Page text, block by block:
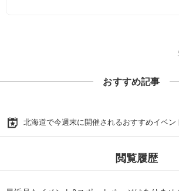
おすすめ記事
北海道で今週末に開催されるおすすめイベン
閲覧履歴